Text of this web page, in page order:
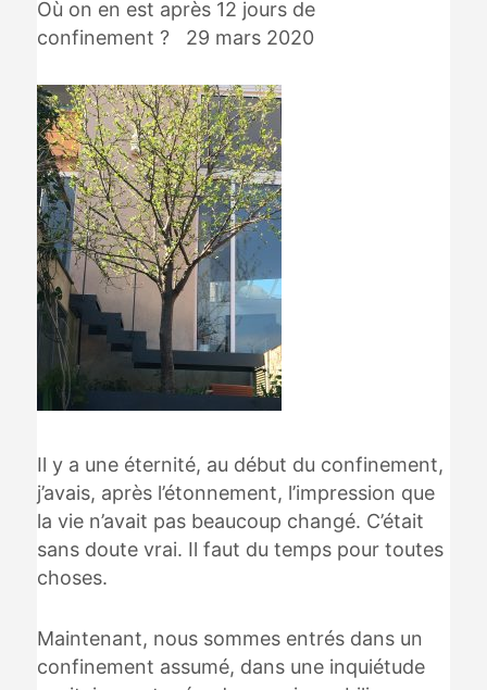
Où on en est après 12 jours de
confinement ? 29 mars 2020
Il y a une éternité, au début du confinement,
j’avais, après l’étonnement, l’impression que
la vie n’avait pas beaucoup changé. C’était
sans doute vrai. Il faut du temps pour toutes
choses.
Maintenant, nous sommes entrés dans un
confinement assumé, dans une inquiétude